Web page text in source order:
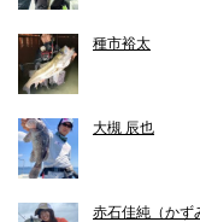
種市裕太
大槻 辰也
赤石佳純（かず